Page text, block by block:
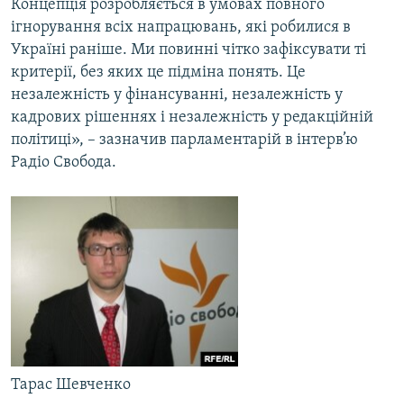
Концепція розробляється в умовах повного
ігнорування всіх напрацювань, які робилися в
Україні раніше. Ми повинні чітко зафіксувати ті
критерії, без яких це підміна понять. Це
незалежність у фінансуванні, незалежність у
кадрових рішеннях і незалежність у редакційній
політиці», – зазначив парламентарій в інтерв’ю
Радіо Свобода.
Тарас Шевченко